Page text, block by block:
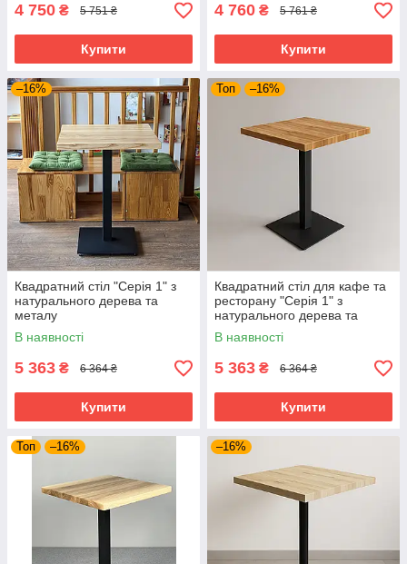
4 750 ₴ 5 751 ₴
Купити
4 760 ₴ 5 761 ₴
Купити
–16%
Квадратний стіл "Серія 1" з
натурального дерева та
металу
В наявності
5 363 ₴ 6 364 ₴
Купити
Топ –16%
Квадратний стіл для кафе та
ресторану "Серія 1" з
натурального дерева та
металу
В наявності
5 363 ₴ 6 364 ₴
Купити
Топ –16% –16%